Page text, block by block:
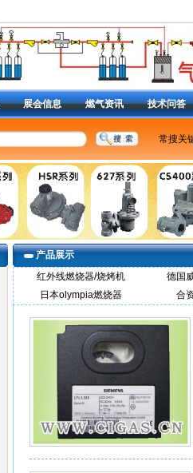
展会信息 燃气资讯 技术问答
常搜关
燃气调
减压阀
|
定位器 |
产品展示
红外线燃烧器/烧烤机
德国
日本olympia燃烧器
合